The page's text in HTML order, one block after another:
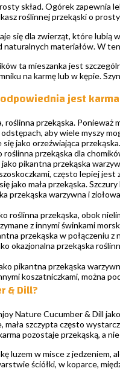
skład. Ogórek zapewnia
roślinnej przekąski o
się dla zwierząt, które lubią
naturalnych materiałów. W
ta mieszanka jest
na karmę lub w kępie.
jest karma
roślinna przekąska.
aby wiele myszy
się jako orzeźwiająca
roślinna przekąska dla
jako pikantna przekąska
często lepiej jest
jako mała przekąska.
przekąska warzywna i
roślinna przekąska, obok
z innymi świnkami
przekąska w połączeniu
okazjonalna przekąska
pikantna przekąska
koszatniczkami, można
& Dill?
Nature Cucumber & Dill
mała szczypta często
pozostaje przekąską, a
luzem w misce z jedzeniem,
ściółki, w koparce,